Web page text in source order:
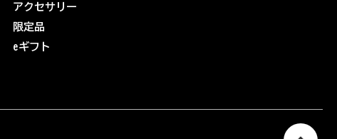
アクセサリー
限定品
eギフト